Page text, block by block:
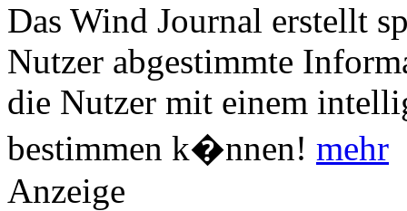
Das Wind Journal erstellt
Nutzer abgestimmte
die Nutzer mit einem
bestimmen k�nnen! mehr
Anzeige